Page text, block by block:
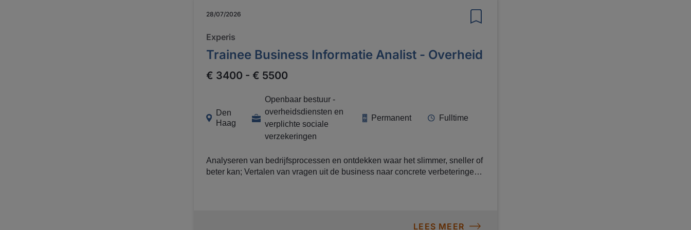
28/07/2026
Experis
Trainee Business Informatie Analist - Overheid
€ 3400 - € 5500
Den
Haag
Openbaar bestuur -
overheidsdiensten en
verplichte sociale
verzekeringen
Permanent Fulltime
Analyseren van bedrijfsprocessen en ontdekken waar het slimmer, sneller of
beter kan; Vertalen van vragen uit de business naar concrete verbeteringen
LEES MEER